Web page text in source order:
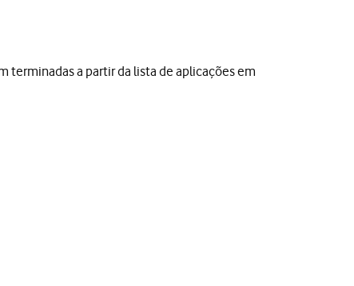
terminadas a partir da lista de aplicações em